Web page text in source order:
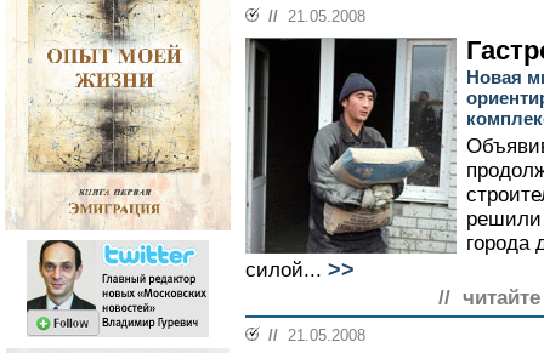
// 21.05.2008
Новая
решили
города
силой... >>
//
// 21.05.2008